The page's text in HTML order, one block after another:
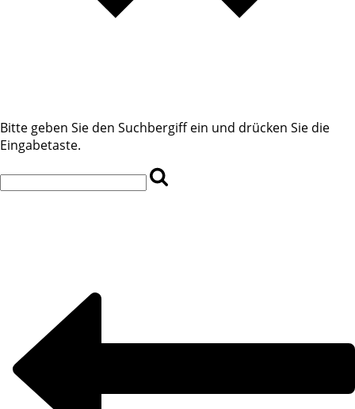
Bitte geben Sie den Suchbergiff ein und drücken Sie die
Eingabetaste.